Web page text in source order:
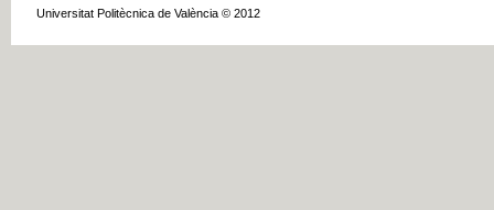
Universitat Politècnica de València © 2012